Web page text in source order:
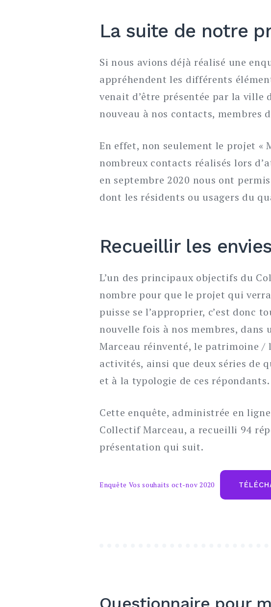
La suite de notre
Si nous avions déjà réalisé une
appréhendent les différents
venait d’être présentée par la ville
nouveau à nos contacts, membres
En effet, non seulement le projet «
nombreux contacts réalisés lors
en septembre 2020 nous ont
dont les résidents ou usagers du
Recueillir les envies
L’un des principaux objectifs du
nombre pour que le projet qui
puisse se l’approprier, c’est donc
nouvelle fois à nos membres,
Marceau réinventé, le patrimoine /
activités, ainsi que deux séries de
et à la typologie de ces répondants.
Cette enquête, administrée en
Collectif Marceau, a recueilli 94
présentation qui suit.
Enquête Vos souhaits oct-nov 2020
Questionnaire pour